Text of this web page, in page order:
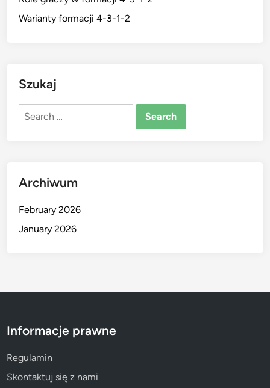
Warianty formacji 4-3-1-2
Szukaj
Search
Archiwum
February 2026
January 2026
Informacje prawne
Regulamin
Skontaktuj się z nami